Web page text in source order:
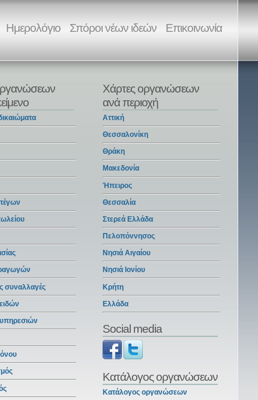
Ημερολόγιο Σπόροι νέων ιδεών Επικοινωνία
συναλλαγές
Χάρτες οργανώσεων
ανά περιοχή
Αττική
Θεσσαλονίκη
Θράκη
Μακεδονία
Ήπειρος
Θεσσαλία
Στερεά Ελλάδα
Πελοπόννησος
Νησιά Αιγαίου
Νησιά Ιονίου
Κρήτη
Ελλάδα
Social media
Κατάλογος οργανώσεων
Κατάλογος οργανώσεων